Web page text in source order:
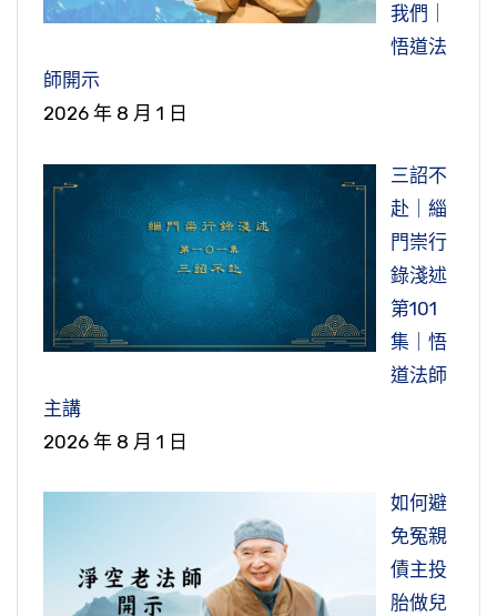
我們｜
悟道法
師開示
2026 年 8 月 1 日
三詔不
赴｜緇
門崇行
錄淺述
第101
集｜悟
道法師
主講
2026 年 8 月 1 日
如何避
免冤親
債主投
胎做兒